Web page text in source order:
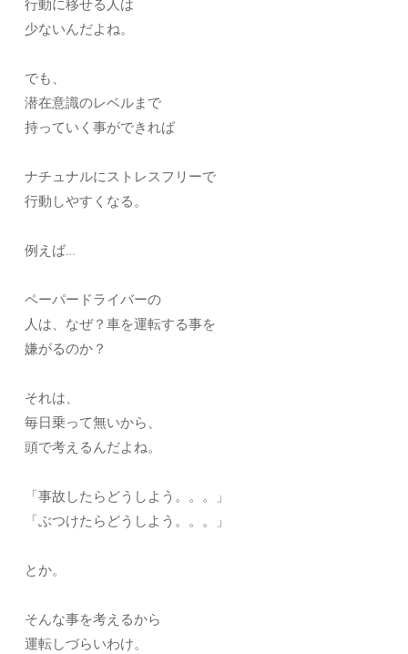
行動に移せる人は
少ないんだよね。
でも、
潜在意識のレベルまで
持っていく事ができれば
ナチュナルにストレスフリーで
行動しやすくなる。
例えば…
ペーパードライバーの
人は、なぜ？車を運転する事を
嫌がるのか？
それは、
毎日乗って無いから、
頭で考えるんだよね。
「事故したらどうしよう。。。」
「ぶつけたらどうしよう。。。」
とか。
そんな事を考えるから
運転しづらいわけ。